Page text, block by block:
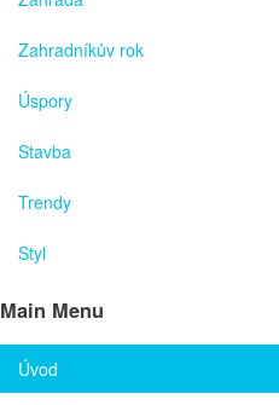
Zahradníkův rok
Úspory
Stavba
Trendy
Styl
Main Menu
Úvod